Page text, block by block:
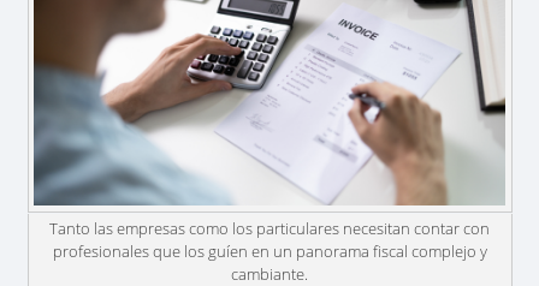
Tanto las empresas como los particulares necesitan contar con
profesionales que los guíen en un panorama fiscal complejo y
cambiante.